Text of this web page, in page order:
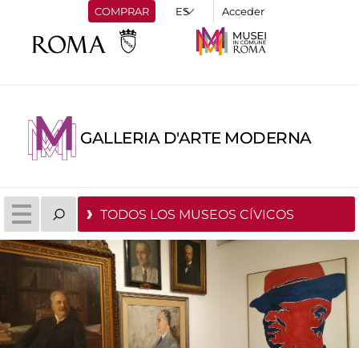
COMPRAR Acceder
GALLERIA D'ARTE MODERNA
TODOS LOS MUSEOS CÍVICOS